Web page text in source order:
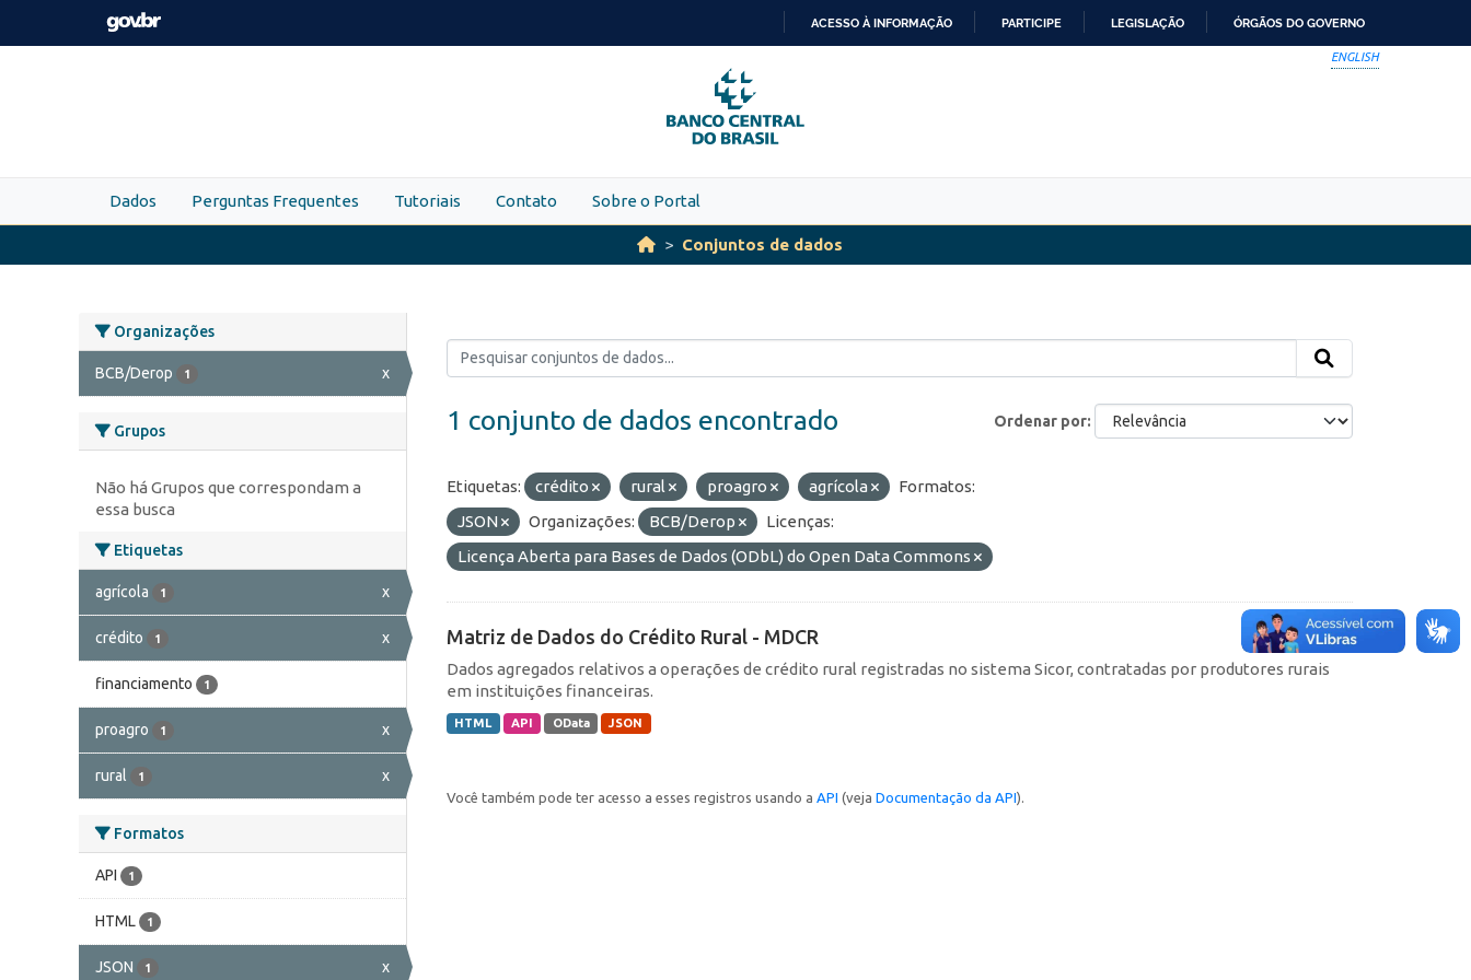
Skip to main content
PARA
O
CONTEÚDO
ACESSO À INFORMAÇÃO PARTICIPE LEGISLAÇÃO ÓRGÃOS DO GOVERNO
ENGLISH
Dados Perguntas Frequentes Tutoriais Contato Sobre o Portal
Conjuntos de dados
Organizações
BCB/Derop 1 x
Grupos
Não há Grupos que correspondam a
essa busca
Etiquetas
agrícola 1 x
crédito 1 x
financiamento 1
proagro 1 x
rural 1 x
Formatos
API 1
HTML 1
JSON 1 x
Ordenar por
1 conjunto de dados encontrado
Etiquetas: crédito rural proagro agrícola
Formatos:
JSON
Organizações: BCB/Derop
Licenças:
Licença Aberta para Bases de Dados (ODbL) do Open Data Commons
Matriz de Dados do Crédito Rural - MDCR
Dados agregados relativos a operações de crédito rural registradas no sistema Sicor, contratadas por produtores rurais
em instituições financeiras.
HTML API OData JSON
Você também pode ter acesso a esses registros usando a API (veja Documentação da API).